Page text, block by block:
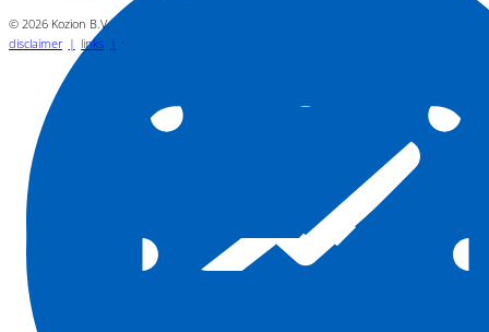
© 2026 Kozion B.V.
disclaimer
links vacatures